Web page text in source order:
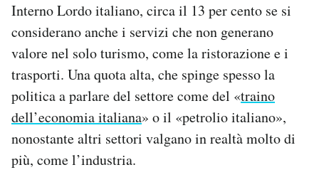
Interno Lordo italiano, circa il 13 per cento se si
considerano anche i servizi che non generano
valore nel solo turismo, come la ristorazione e i
trasporti. Una quota alta, che spinge spesso la
politica a parlare del settore come del «traino
dell’economia italiana» o il «petrolio italiano»,
nonostante altri settori valgano in realtà molto di
più, come l’industria.